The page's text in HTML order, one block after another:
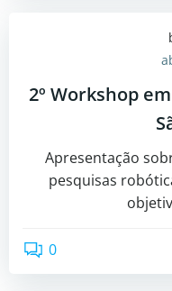
2º Workshop
Apresentação
pesquisas
0